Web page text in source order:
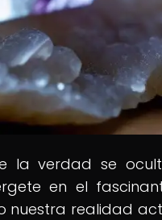
la verdad se
en el
realidad